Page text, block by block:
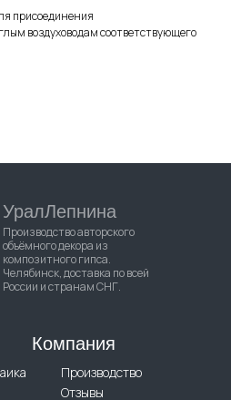
присоединения
воздуховодам соответствующего
УралЛепнина
Производство
Отзывы
Компания
Производство авторского
объёмного декора из
композитного гипса.
Челябинск, доставка по всей
России и странам СНГ.